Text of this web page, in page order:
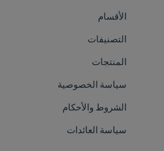
الأقسام
التصنيفات
المنتجات
سياسة الخصوصية
الشروط والأحكام
سياسة العائدات